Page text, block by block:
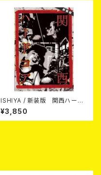
ISHIYA / 新装版 関西ハード
コア (BOOK)
¥3,850